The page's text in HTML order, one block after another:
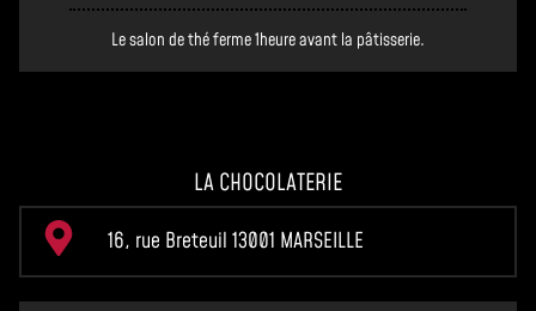
Le salon de thé ferme 1heure avant la pâtisserie.
LA CHOCOLATERIE
16, rue Breteuil 13001 MARSEILLE